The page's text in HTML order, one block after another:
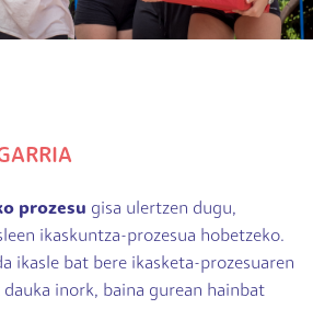
prozesu gisa ulertzen dugu,
ikaskuntza-prozesua hobetzeko.
ikasle bat bere ikasketa-prozesuaren
dauka inork, baina gurean hainbat